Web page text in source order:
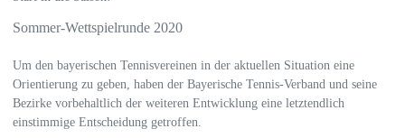
Sommer-Wettspielrunde 2020
Um den bayerischen Tennisvereinen in der aktuellen Situation eine
Orientierung zu geben, haben der Bayerische Tennis-Verband und seine
Bezirke vorbehaltlich der weiteren Entwicklung eine letztendlich
einstimmige Entscheidung getroffen.